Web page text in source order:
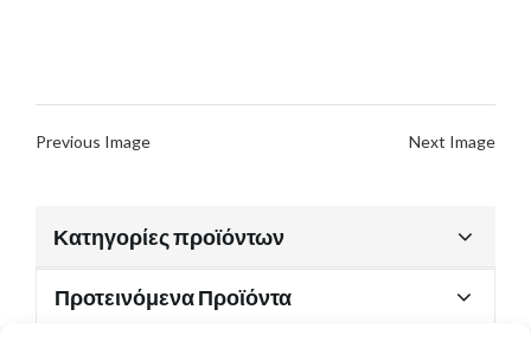
Previous Image Next Image
Κατηγορίες προϊόντων
Προτεινόμενα Προϊόντα